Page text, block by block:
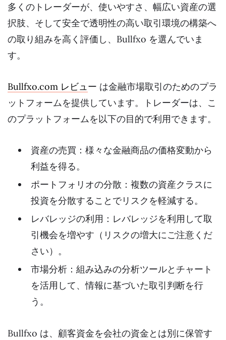
多くのトレーダーが、使いやすさ、幅広い資産の選
択肢、そして安全で透明性の高い取引環境の構築へ
の取り組みを高く評価し、Bullfxo を選んでいま
す。
Bullfxo.com レビュー は金融市場取引のためのプラ
ットフォームを提供しています。トレーダーは、こ
のプラットフォームを以下の目的で利用できます。
資産の売買：様々な金融商品の価格変動から
利益を得る。
ポートフォリオの分散：複数の資産クラスに
投資を分散することでリスクを軽減する。
レバレッジの利用：レバレッジを利用して取
引機会を増やす（リスクの増大にご注意くだ
さい）。
市場分析：組み込みの分析ツールとチャート
を活用して、情報に基づいた取引判断を行
う。
Bullfxo は、顧客資金を会社の資金とは別に保管す